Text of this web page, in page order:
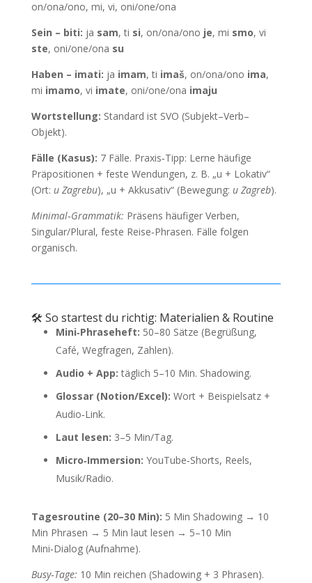
on/ona/ono, mi, vi, oni/one/ona
Sein – biti: ja sam, ti si, on/ona/ono je, mi smo, vi
ste, oni/one/ona su
Haben – imati: ja imam, ti imaš, on/ona/ono ima,
mi imamo, vi imate, oni/one/ona imaju
Wortstellung: Standard ist SVO (Subjekt–Verb–
Objekt).
Fälle (Kasus): 7 Fälle. Praxis‑Tipp: Lerne häufige
Präpositionen + feste Wendungen, z. B. „u + Lokativ“
(Ort: u Zagrebu), „u + Akkusativ“ (Bewegung: u Zagreb).
Minimal‑Grammatik: Präsens häufiger Verben,
Singular/Plural, feste Reise‑Phrasen. Fälle folgen
organisch.
🛠️ So startest du richtig: Materialien & Routine
Mini‑Phraseheft: 50–80 Sätze (Begrüßung,
Café, Wegfragen, Zahlen).
Audio + App: täglich 5–10 Min. Shadowing.
Glossar (Notion/Excel): Wort + Beispielsatz +
Audio‑Link.
Laut lesen: 3–5 Min/Tag.
Micro‑Immersion: YouTube‑Shorts, Reels,
Musik/Radio.
Tagesroutine (20–30 Min): 5 Min Shadowing → 10
Min Phrasen → 5 Min laut lesen → 5–10 Min
Mini‑Dialog (Aufnahme).
Busy‑Tage: 10 Min reichen (Shadowing + 3 Phrasen).